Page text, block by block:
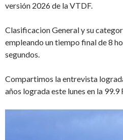
versión 2026 de la VTDF.
Clasificacion General y su
empleando un tiempo final de 8
segundos.
Compartimos la entrevista
años lograda este lunes en la